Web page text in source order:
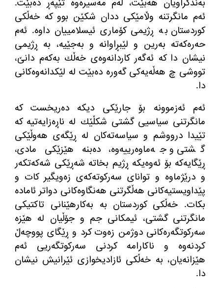
ئهم مانگرتنه وڵامێكی ددان شكێن بوو كه خهڵكی
كوردستان به ڕژیمی كۆماری ئیسلامییان داوه‌. ئهم
حهرهكهته بهرین و لێبڕاوانه و بهجێیه، به ڕژیمی
نیشان دا كه ئهگهر كاردانهوهی خهڵك بهكهم دانێ،
تووشی چ ههڵهیهكی گهوره دهبێت له لێكدانهوهكانی
دا.
ئهم ئهزموونه بۆ جارێكی دیكه ‌دهریخست كه
مانگرتنی سیاسیی گشتی شكڵێك له ناڕهزایهتیه ‌كه
تێیدا درووشم و سیاسهتهكان له ڕێگهی ههوڵێكی
گشتی و جهماوهرییهوه، دهبنه
هێزێكی مادی،
ڕێگایهكه بۆ ئهوهیكه ڕژیم بخاته شهڕێكی شهكهتكهر
و درێژماوه و توانای سهركوتهكهی زهویگیر كات و
پێداویستیهكانی ههڵگرتنی ههنگاوهكانی دواتر ئاماده
بكات. خهڵكی كوردستان به بهكارهێنانی تاكتیكی
مانگرتنی گشتی، ئیمكانی جم و جۆڵیان له هێزه
سهركوتگهرهكانی دوژمن زهوت كرد و ڕێگای پووچهڵ
كردنهوه و ناكارامه ‌كردنی سهركوتگهریی ئهم
هێزانهیان، به خهڵكی ئازادیخوازی ئێرانیش نیشان
دا.